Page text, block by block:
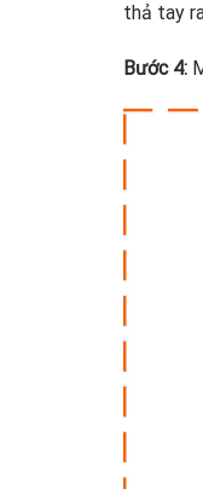
thả tay
Bước 4: